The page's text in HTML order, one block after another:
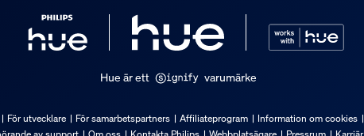
Hue är ett varumärke
För utvecklare För samarbetspartners Affiliateprogram Information om cookies